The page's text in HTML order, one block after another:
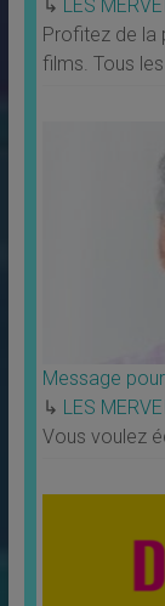
↳ LES
Profitez de la
films. Tous
Message
↳ LES
Vous voulez